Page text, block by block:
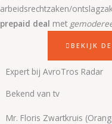
arbeidsrechtzaken/
prepaid deal met
BEKIJK
Expert bij AvroTros Radar
Bekend van tv
Mr. Floris Zwartkruis